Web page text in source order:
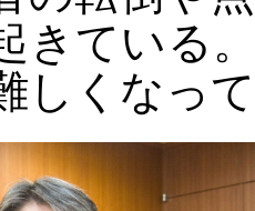
きている
しくなっ